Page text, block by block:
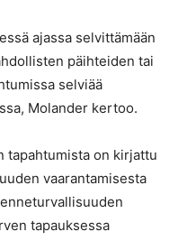
ajassa selvittämään
päihteiden tai
selviää
Molander kertoo.
tapahtumista on kirjattu
vaarantamisesta
tapauksessa